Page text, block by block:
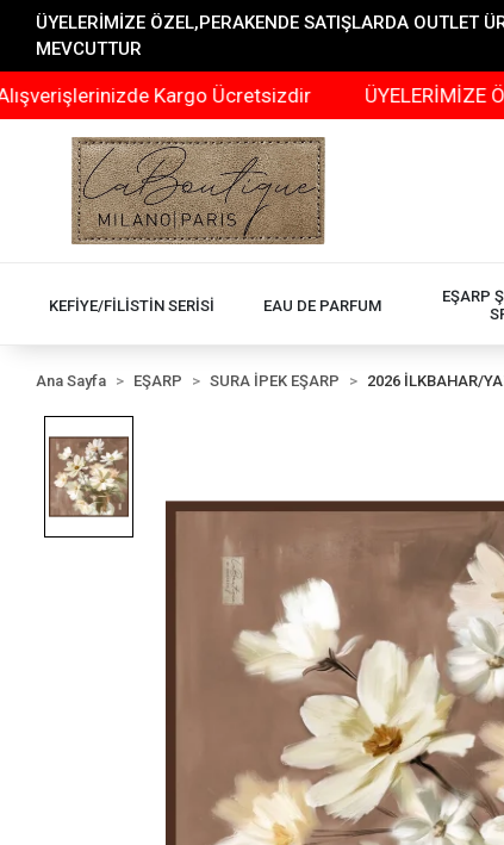
ÜYELERİMİZE ÖZEL,PERAKENDE SATIŞLARDA
MEVCUTTUR
Kargo Ücretsizdir ÜYELERİMİZE
KEFİYE/FİLİSTİN SERİSİ EAU DE PARFUM
EŞARP
Ana Sayfa EŞARP SURA İPEK EŞARP 2026 İLKBAHAR/